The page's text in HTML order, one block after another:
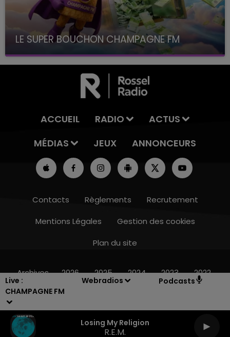
Live :
CHAMPAGNE FM
Webradios Podcasts
Losing My Religion
R.E.M.
7h00 - 12h00
LE SUPER BOUCHON CHAMPAGNE FM
avec La Famille Champagne FM, à 8H10
ACCUEIL RADIO
ACTUS
MÉDIAS
JEUX ANNONCEURS
Contacts Règlements
Recrutement
Mentions Légales
Gestion des cookies
Plan du site
Archives 2026 2025 2024 2023 2022